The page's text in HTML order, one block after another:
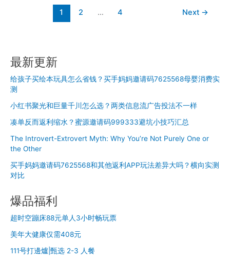
么
算
才
准？
代
投
些
见
到
计
算
误
区
1 2 … 4 Next →
最新更新
给孩子买绘本玩具怎么省钱？买手妈妈邀请码7625568母婴消费实
测
小红书聚光和巨量千川怎么选？两类信息流广告投法不一样
凑单反而返利缩水？蜜源邀请码999333避坑小技巧汇总
The Introvert-Extrovert Myth: Why You’re Not Purely One or
the Other
买手妈妈邀请码7625568和其他返利APP玩法差异大吗？横向实测
对比
爆品福利
超时空蹦床88元单人3小时畅玩票
美年大健康仅需408元
111号打邊爐|甄选 2-3 人餐